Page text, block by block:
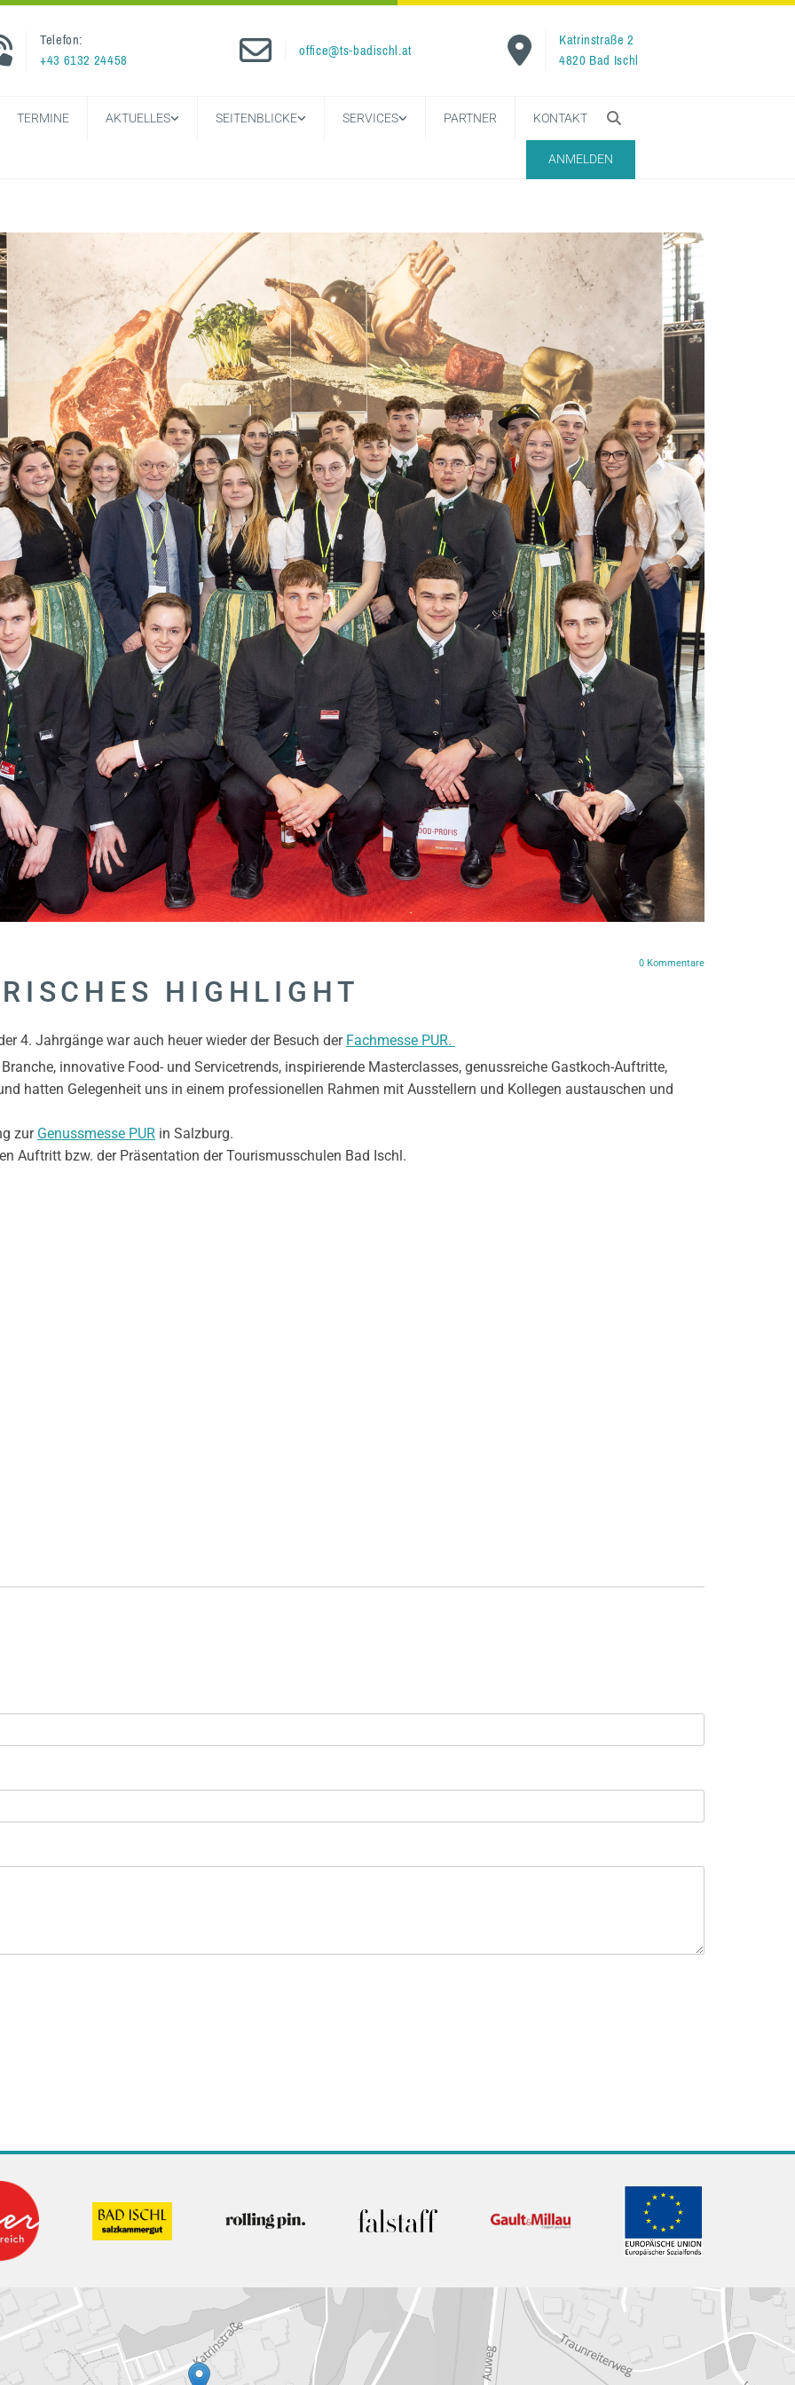
Telefon:
+43 6132 24458
 office@ts-badischl.at 
Katrinstraße 2
4820 Bad Ischl
TERMINE AKTUELLES SEITENBLICKE SERVICES PARTNER KONTAKT
ANMELDEN
0 Kommentare
HIGHLIGHT
4. Jahrgänge war auch heuer wieder der Besuch der Fachmesse PUR.
innovative Food- und Servicetrends, inspirierende Masterclasses, genussreiche Gastkoch-Auftritte,
hatten Gelegenheit uns in einem professionellen Rahmen mit Ausstellern und Kollegen austauschen und
zur Genussmesse PUR in Salzburg.
Auftritt bzw. der Präsentation der Tourismusschulen Bad Ischl.